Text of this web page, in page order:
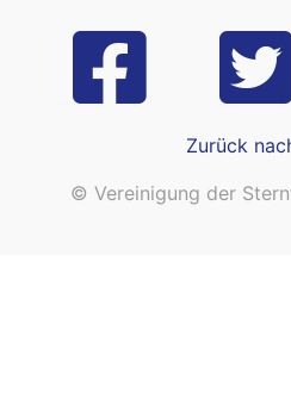
Zurück
© Vereinigung der